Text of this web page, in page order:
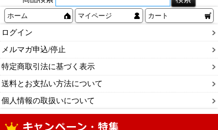
ホーム マイページ カート
ログイン
メルマガ申込/停止
特定商取引法に基づく表示
送料とお支払い方法について
個人情報の取扱いについて